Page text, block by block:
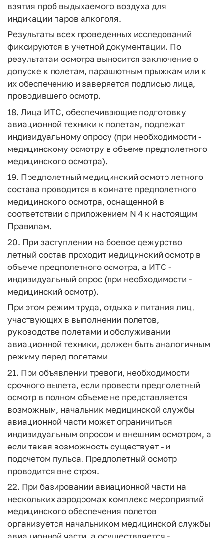
взятия проб выдыхаемого воздуха для
индикации паров алкоголя.
Результаты всех проведенных исследований
фиксируются в учетной документации. По
результатам осмотра выносится заключение о
допуске к полетам, парашютным прыжкам или к
их обеспечению и заверяется подписью лица,
проводившего осмотр.
18. Лица ИТС, обеспечивающие подготовку
авиационной техники к полетам, подлежат
индивидуальному опросу (при необходимости -
медицинскому осмотру в объеме предполетного
медицинского осмотра).
19. Предполетный медицинский осмотр летного
состава проводится в комнате предполетного
медицинского осмотра, оснащенной в
соответствии с приложением N 4 к настоящим
Правилам.
20. При заступлении на боевое дежурство
летный состав проходит медицинский осмотр в
объеме предполетного осмотра, а ИТС -
индивидуальный опрос (при необходимости -
медицинский осмотр).
При этом режим труда, отдыха и питания лиц,
участвующих в выполнении полетов,
руководстве полетами и обслуживании
авиационной техники, должен быть аналогичным
режиму перед полетами.
21. При объявлении тревоги, необходимости
срочного вылета, если провести предполетный
осмотр в полном объеме не представляется
возможным, начальник медицинской службы
авиационной части может ограничиться
индивидуальным опросом и внешним осмотром, а
если такая возможность существует - и
подсчетом пульса. Предполетный осмотр
проводится вне строя.
22. При базировании авиационной части на
нескольких аэродромах комплекс мероприятий
медицинского обеспечения полетов
организуется начальником медицинской службы
авиационной части, а осуществляется -